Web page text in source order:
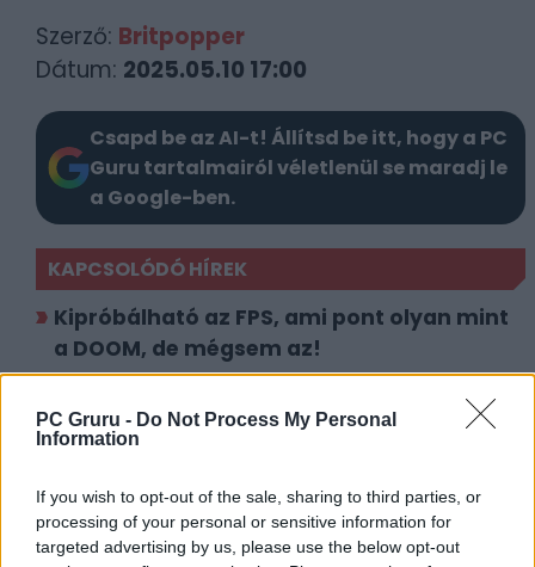
PC Gruru - Do Not Process My Personal
Information
If you wish to opt-out of the sale, sharing to third parties, or
processing of your personal or sensitive information for
targeted advertising by us, please use the below opt-out
Szerző: Britpopper
Dátum: 2025.05.10 17:00
Csapd be az AI-t! Állítsd be itt, hogy a PC
Guru tartalmairól véletlenül se maradj le
a Google-ben.
KAPCSOLÓDÓ HÍREK
Kipróbálható az FPS, ami pont olyan mint
a DOOM, de mégsem az!
Ekkor érkezik az FBC: Firebreak, a Remedy
Controlos co-op FPS-e